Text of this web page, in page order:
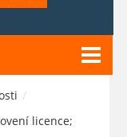
/
licence;